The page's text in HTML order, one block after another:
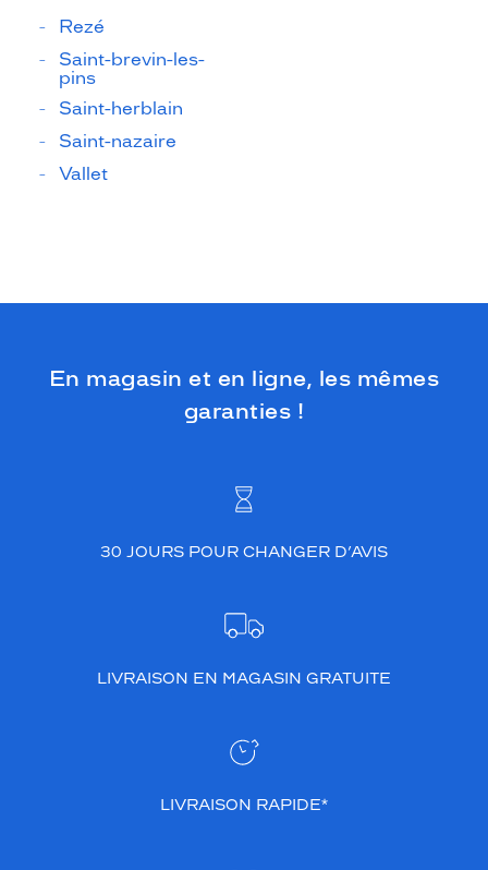
Rezé
Saint-brevin-les-
pins
Saint-herblain
Saint-nazaire
Vallet
En magasin et en ligne, les mêmes
garanties !
30 JOURS POUR CHANGER D’AVIS
LIVRAISON EN MAGASIN GRATUITE
LIVRAISON RAPIDE*